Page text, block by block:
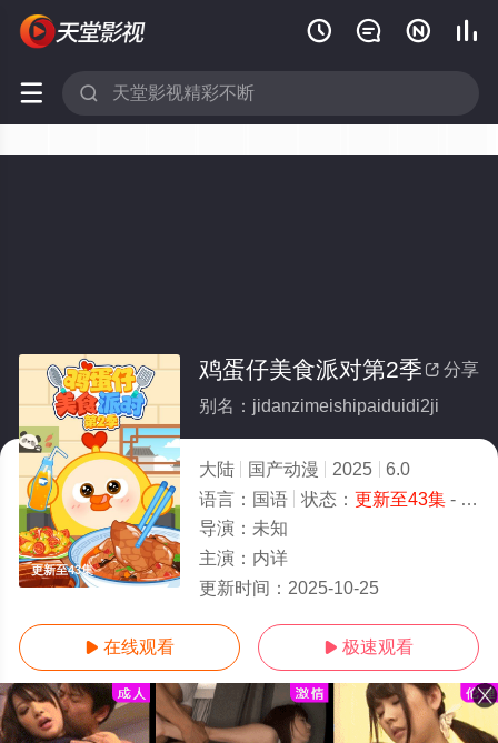
   
 
更新至43集
 分享
鸡蛋仔美食派对第2季
别名：jidanzimeishipaiduidi2ji
大陆 国产动漫 2025
6.0
语言： 国语 状态： 更新至43集- 免费在线观看
导演： 未知
主演： 内详
更新时间： 2025-10-25
 在线观看  极速观看